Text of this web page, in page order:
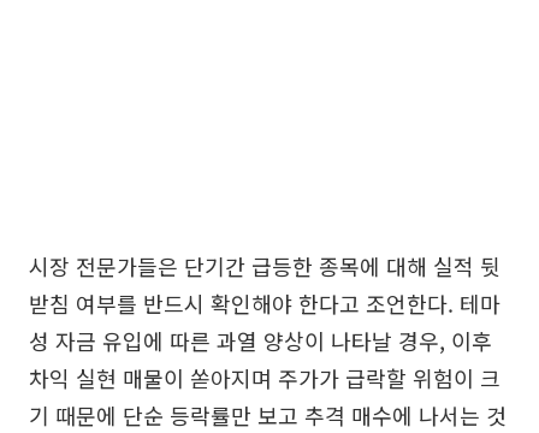
시장 전문가들은 단기간 급등한 종목에 대해 실적 뒷
받침 여부를 반드시 확인해야 한다고 조언한다. 테마
성 자금 유입에 따른 과열 양상이 나타날 경우, 이후
차익 실현 매물이 쏟아지며 주가가 급락할 위험이 크
기 때문에 단순 등락률만 보고 추격 매수에 나서는 것